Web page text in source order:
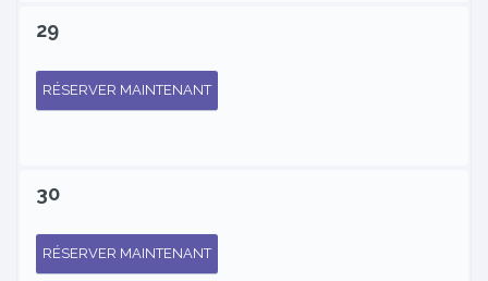
29
RÉSERVER MAINTENANT
30
RÉSERVER MAINTENANT